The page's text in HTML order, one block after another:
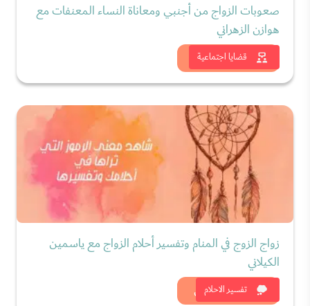
قضايا اجتماعية
صعوبات الزواج من أجنبي ومعاناة النساء المعنفات مع
هوازن الزهراني
شاهد الان
تفسير الاحلام
زواج الزوج في المنام وتفسير أحلام الزواج مع ياسمين
الكيلاني
شاهد الان